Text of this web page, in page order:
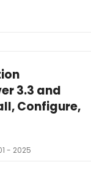
3.3 and
Configure,
- 2025